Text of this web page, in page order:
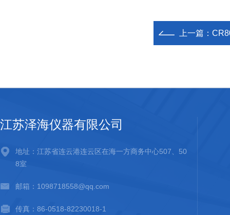
上一篇：
江苏泽海仪器有限公司
地址：江苏省连云港连云区在海一方商务中心507、50
8室
邮箱：1098718558@qq.com
传真：86-0518-82230018-1